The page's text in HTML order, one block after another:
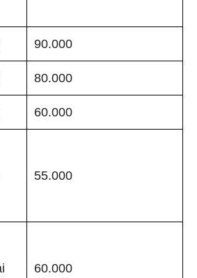
90.000
80.000
60.000
55.000
60.000